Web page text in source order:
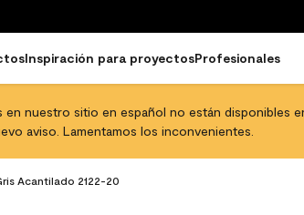
Inspiración para proyectosProfesionales
nuestro sitio en español no están disponibles
aviso. Lamentamos los inconvenientes.
Acantilado​​​​​​​ 2122-20